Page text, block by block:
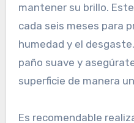
mantener su brillo.
cada seis meses para
humedad y el
paño suave y
superficie de manera
Es recomendable